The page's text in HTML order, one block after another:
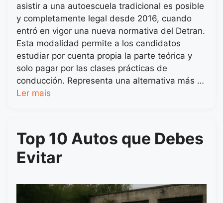
asistir a una autoescuela tradicional es posible
y completamente legal desde 2016, cuando
entró en vigor una nueva normativa del Detran.
Esta modalidad permite a los candidatos
estudiar por cuenta propia la parte teórica y
solo pagar por las clases prácticas de
conducción. Representa una alternativa más …
Ler mais
Top 10 Autos que Debes
Evitar